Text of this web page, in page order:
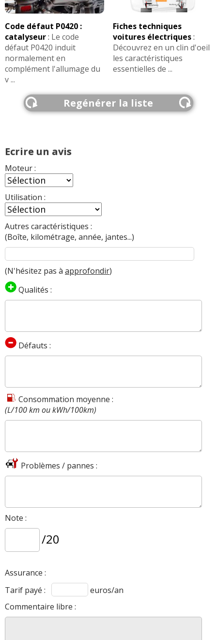
Code défaut P0420 :
catalyseur: Le code
défaut P0420 induit
normalement en
complément l'allumage du
v ...
Fiches techniques
voitures électriques:
Découvrez en un clin d'oeil
les caractéristiques
essentielles de ...
Regénérer la liste
Ecrire un avis
Moteur :
Utilisation :
Autres caractéristiques :
(Boîte, kilométrage, année, jantes...)
(N'hésitez pas à approfondir)
Qualités :
Défauts :
Consommation moyenne :
(L/100 km ou kWh/100km)
Problèmes / pannes :
Note :
/20
Assurance :
Tarif payé :
euros/an
Commentaire libre :